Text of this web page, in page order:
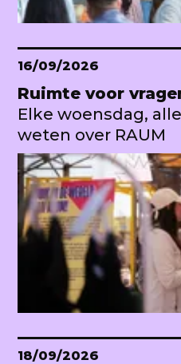
16/09/2026
Ruimte voor
Elke woensdag,
weten over RAUM
18/09/2026